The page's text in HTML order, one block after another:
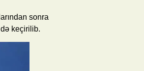
sonra
keçirilib.